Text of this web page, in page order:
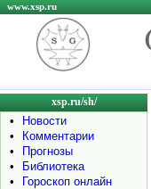
www.xsp.ru
xsp.ru/sh/
•
Новости
•
Комментарии
•
Прогнозы
•
Библиотека
•
Гороскоп онлайн